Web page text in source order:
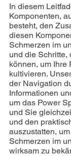
In diesem
Komponenten,
besteht, den
diesen
Schmerzen im
und die Schritte,
können, um Ihre
kultivieren.
der Navigation
Informationen
um das Power
und Sie
und den
auszustatten,
Schmerzen im
wirksam zu